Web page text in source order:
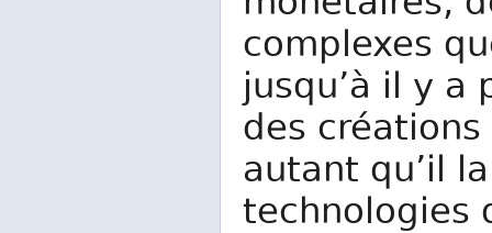
complexes
jusqu’à il y a
des
autant qu’il
technologies